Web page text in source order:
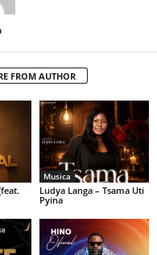
FROM AUTHOR
Musica
Ludya Langa – Tsama Uti
Pyina